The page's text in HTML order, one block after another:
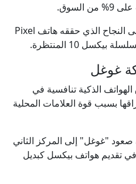
ويُعزى هذا النمو بشكل رئيسي إلى النجاح الذي حققه هاتف Pixel
غوغل
الذكية تنافسية في
بسبب قوة العلامات المحلية
"غوغل" إلى المركز الثاني
تقديم هواتف بيكسل كبديل